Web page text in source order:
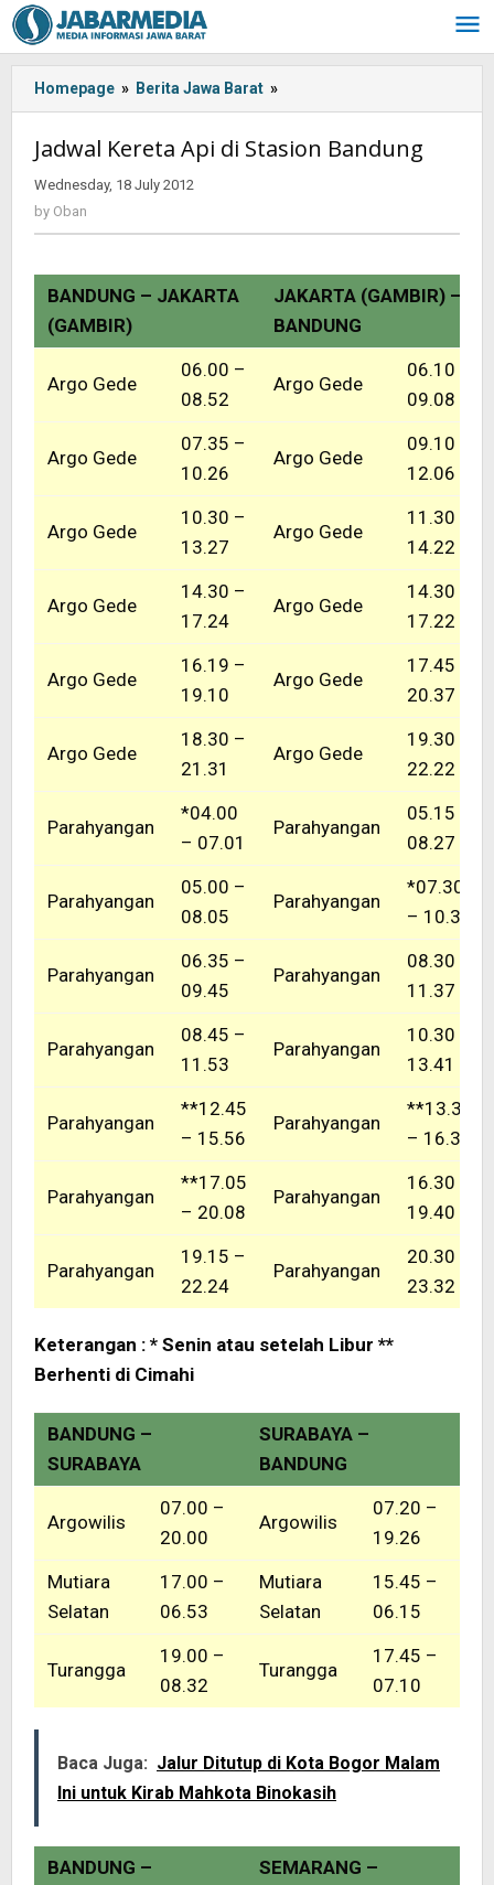
Skip
to
content
Homepage » Berita Jawa Barat »
-:IN-
>Jadwal
Bandung<!-
-:-
-
Jadwal Kereta Api di Stasion Bandung
Wednesday, 18 July 2012
by Oban
BANDUNG – JAKARTA
(GAMBIR)
JAKARTA (GAMBIR) –
BANDUNG
Argo Gede
06.00 –
08.52
Argo Gede
06.10 –
09.08
Argo Gede
07.35 –
10.26
Argo Gede
09.10 –
12.06
Argo Gede
10.30 –
13.27
Argo Gede
11.30 –
14.22
Argo Gede
14.30 –
17.24
Argo Gede
14.30 –
17.22
Argo Gede
16.19 –
19.10
Argo Gede
17.45 –
20.37
Argo Gede
18.30 –
21.31
Argo Gede
19.30 –
22.22
Parahyangan
*04.00
– 07.01
Parahyangan
05.15 –
08.27
Parahyangan
05.00 –
08.05
Parahyangan
*07.30
– 10.39
Parahyangan
06.35 –
09.45
Parahyangan
08.30 –
11.37
Parahyangan
08.45 –
11.53
Parahyangan
10.30 –
13.41
Parahyangan
**12.45
– 15.56
Parahyangan
**13.30
– 16.36
Parahyangan
**17.05
– 20.08
Parahyangan
16.30 –
19.40
Parahyangan
19.15 –
22.24
Parahyangan
20.30 –
23.32
Keterangan : * Senin atau setelah Libur **
Berhenti di Cimahi
BANDUNG –
SURABAYA
SURABAYA –
BANDUNG
Argowilis
07.00 –
20.00
Argowilis
07.20 –
19.26
Mutiara
Selatan
17.00 –
06.53
Mutiara
Selatan
15.45 –
06.15
Turangga
19.00 –
08.32
Turangga
17.45 –
07.10
Baca Juga: Jalur Ditutup di Kota Bogor Malam
Ini untuk Kirab Mahkota Binokasih
BANDUNG –
SEMARANG –